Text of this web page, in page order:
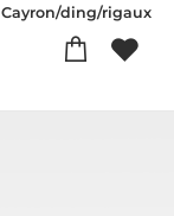
Cayron/ding/rigaux